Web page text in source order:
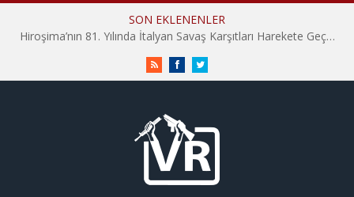
SON EKLENENLER
Hiroşima’nın 81. Yılında İtalyan Savaş Karşıtları Harekete Geçti: “Hatırlamak yeterli değil”
RSS FacebookTwitter